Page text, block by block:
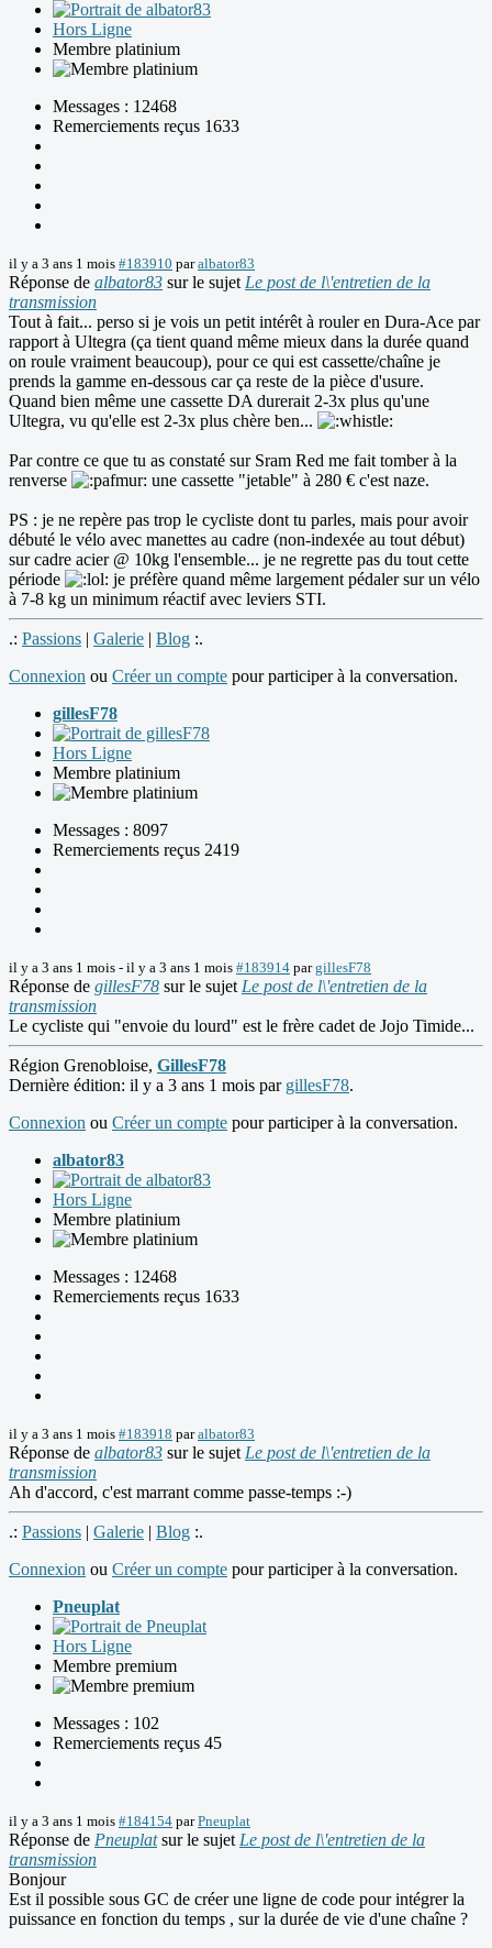
Hors Ligne
Membre platinium
Messages : 12468
Remerciements reçus 1633
il y a 3 ans 1 mois #183910 paralbator83
Réponse de albator83 sur le sujet Le post de l\'entretien de la
transmission
Tout à fait... perso si je vois un petit intérêt à rouler en Dura-Ace par
rapport à Ultegra (ça tient quand même mieux dans la durée quand
on roule vraiment beaucoup), pour ce qui est cassette/chaîne je
prends la gamme en-dessous car ça reste de la pièce d'usure.
Quand bien même une cassette DA durerait 2-3x plus qu'une
Ultegra, vu qu'elle est 2-3x plus chère ben...
Par contre ce que tu as constaté sur Sram Red me fait tomber à la
renverse
une cassette "jetable" à 280 € c'est naze.
PS : je ne repère pas trop le cycliste dont tu parles, mais pour avoir
débuté le vélo avec manettes au cadre (non-indexée au tout début)
sur cadre acier @ 10kg l'ensemble... je ne regrette pas du tout cette
période
je préfère quand même largement pédaler sur un vélo
à 7-8 kg un minimum réactif avec leviers STI.
.: Passions | Galerie | Blog :.
Connexion ou Créer un compte pour participer à la conversation.
gillesF78
Hors Ligne
Membre platinium
Messages : 8097
Remerciements reçus 2419
il y a 3 ans 1 mois - il y a 3 ans 1 mois #183914 pargillesF78
Réponse de gillesF78 sur le sujet Le post de l\'entretien de la
transmission
Le cycliste qui "envoie du lourd" est le frère cadet de Jojo Timide...
Région Grenobloise, GillesF78
Dernière édition: il y a 3 ans 1 mois par gillesF78.
Connexion ou Créer un compte pour participer à la conversation.
albator83
Hors Ligne
Membre platinium
Messages : 12468
Remerciements reçus 1633
il y a 3 ans 1 mois #183918 paralbator83
Réponse de albator83 sur le sujet Le post de l\'entretien de la
transmission
Ah d'accord, c'est marrant comme passe-temps :-)
.: Passions | Galerie | Blog :.
Connexion ou Créer un compte pour participer à la conversation.
Pneuplat
Hors Ligne
Membre premium
Messages : 102
Remerciements reçus 45
il y a 3 ans 1 mois #184154 parPneuplat
Réponse de Pneuplatsur le sujet Le post de l\'entretien de la
transmission
Bonjour
Est il possible sous GC de créer une ligne de code pour intégrer la
puissance en fonction du temps , sur la durée de vie d'une chaîne ?